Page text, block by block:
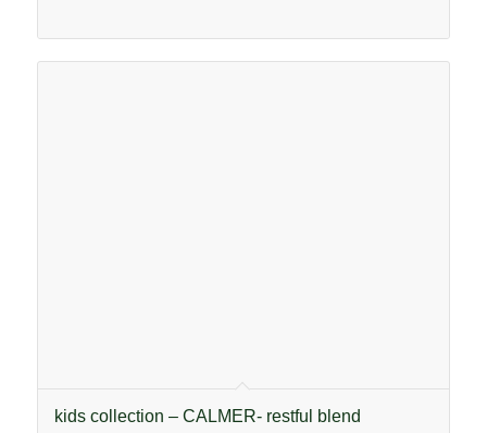
kids collection – CALMER- restful blend